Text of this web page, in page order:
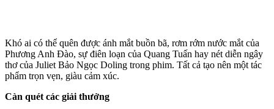
Khó ai có thể quên được ánh mắt buồn bã, rơm rớm nước mắt của
Phương Anh Đào, sự điên loạn của Quang Tuấn hay nét diễn ngây
thơ của Juliet Bảo Ngọc Doling trong phim. Tất cả tạo nên một tác
phẩm trọn vẹn, giàu cảm xúc.
Càn quét các giải thưởng